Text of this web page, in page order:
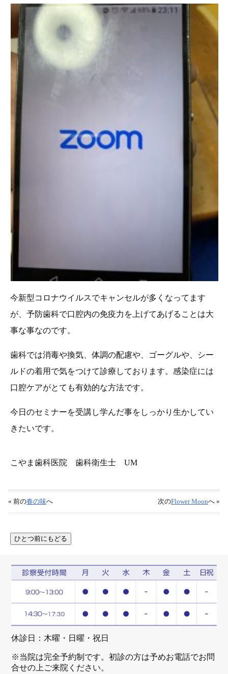
今新型コロナウイルスでキャンセルが多くなってます
が、予防歯科で口腔内の免疫力を上げてあげることは大
事な事なのです。
歯科では消毒や換気、体調の配慮や、ゴーグルや、シー
ルドの着用で気をつけて診療しております。感染症には
口腔ケアがとても有効的な方法です。
今日のセミナーを受講し学んだ事をしっかり生かしてい
きたいです。
こやま歯科医院 歯科衛生士 UM
« 前の春の味へ 次のFlower Moonへ »
休診日：木曜・日曜・祝日
※当院は完全予約制です。初診の方は予めお電話でお問
合せの上ご来院ください。